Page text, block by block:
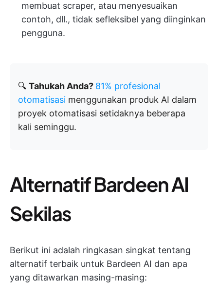
membuat scraper, atau menyesuaikan
contoh, dll., tidak sefleksibel yang diinginkan
pengguna.
🔍 Tahukah Anda? 81% profesional
otomatisasi menggunakan produk AI dalam
proyek otomatisasi setidaknya beberapa
kali seminggu.
Alternatif Bardeen AI
Sekilas
Berikut ini adalah ringkasan singkat tentang
alternatif terbaik untuk Bardeen AI dan apa
yang ditawarkan masing-masing: